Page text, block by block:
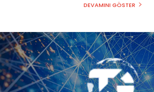
DEVAMINI GÖSTER